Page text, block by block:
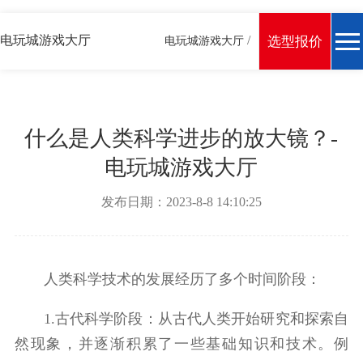
电玩城游戏大厅 电玩城游戏大厅 / 选型报价
什么是人类科学进步的放大镜？-
电玩城游戏大厅
发布日期：2023-8-8 14:10:25
人类科学技术的发展经历了多个时间阶段：
1.古代科学阶段：从古代人类开始研究和探索自
然现象，并逐渐积累了一些基础知识和技术。例